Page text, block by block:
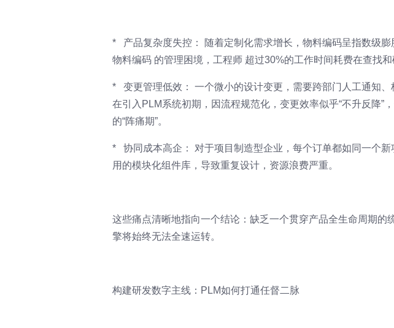
* 产品复杂度失控： 随着定制化需求增长，物料编码呈指数级
物料编码 的管理困境，工程师 超过30%的工作时间耗费在查找和
* 变更管理低效： 一个微小的设计变更，需要跨部门人工通知、
在引入PLM系统初期，因流程规范化，变更效率似乎“不升反降”
的“阵痛期”。
* 协同成本高企： 对于项目制造型企业，每个订单都如同一个
用的模块化组件库，导致重复设计，资源浪费严重。
这些痛点清晰地指向一个结论：缺乏一个贯穿产品全生命周期的
擎将始终无法全速运转。
构建研发数字主线：PLM如何打通任督二脉